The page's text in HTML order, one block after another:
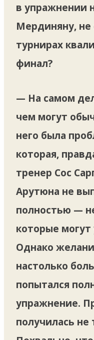
в упражнении
Мердиняну,
турнирах
финал?
— На самом
чем могут
него была
которая,
тренер Сос
Арутюна не
полностью —
которые могут
Однако
настолько
попытался
упражнение.
получилась не